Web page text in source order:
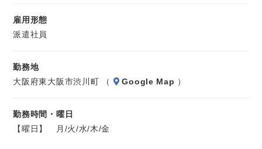
雇用形態
派遣社員
勤務地
大阪府東大阪市渋川町 （
Google Map ）
勤務時間・曜日
【曜日】 月/火/水/木/金